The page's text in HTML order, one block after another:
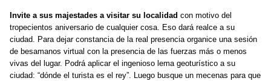
Invite a sus majestades a visitar su localidad con motivo del
tropecientos aniversario de cualquier cosa. Eso dará realce a su
ciudad. Para dejar constancia de la real presencia organice una sesión
de besamanos virtual con la presencia de las fuerzas más o menos
vivas del lugar. Podrá aplicar el ingenioso lema geoturístico a su
ciudad: “dónde el turista es el rey”. Luego busque un mecenas para que